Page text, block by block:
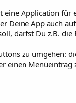
eine Application für
Deine App auch
darfst Du z.B. die
zu umgehen:
einen Menüeintrag